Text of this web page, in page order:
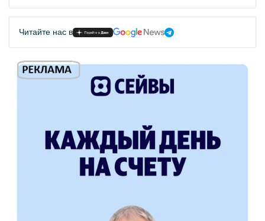
Читайте нас в